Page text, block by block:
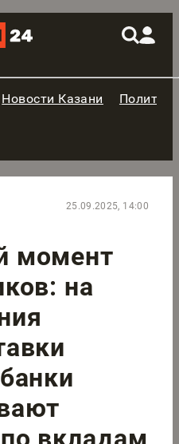
Новости Казани
25.09.2025, 14:00
момент
на